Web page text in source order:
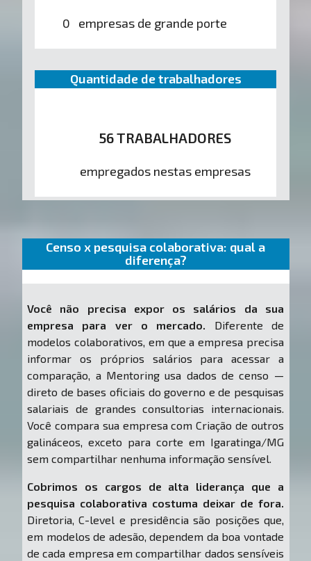
0 empresas de grande porte
Quantidade de trabalhadores
56 TRABALHADORES
empregados nestas empresas
Censo x pesquisa colaborativa: qual a
diferença?
Você não precisa expor os salários da sua
empresa para ver o mercado. Diferente de
modelos colaborativos, em que a empresa precisa
informar os próprios salários para acessar a
comparação, a Mentoring usa dados de censo —
direto de bases oficiais do governo e de pesquisas
salariais de grandes consultorias internacionais.
Você compara sua empresa com Criação de outros
galináceos, exceto para corte em Igaratinga/MG
sem compartilhar nenhuma informação sensível.
Cobrimos os cargos de alta liderança que a
pesquisa colaborativa costuma deixar de fora.
Diretoria, C-level e presidência são posições que,
em modelos de adesão, dependem da boa vontade
de cada empresa em compartilhar dados sensíveis